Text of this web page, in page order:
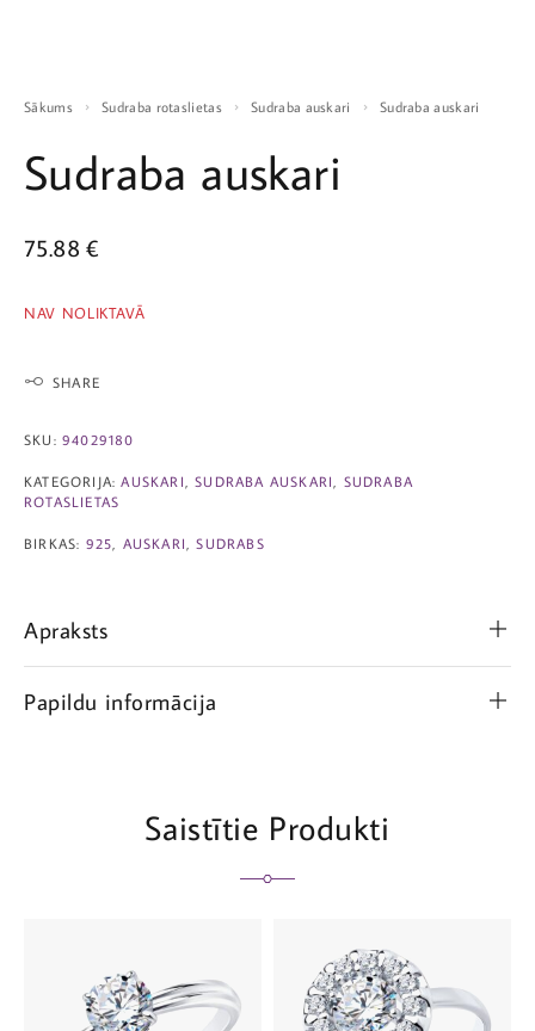
Sākums Sudraba rotaslietas Sudraba auskari Sudraba auskari
Sudraba auskari
75.88€
NAV NOLIKTAVĀ
SHARE
SKU: 94029180
KATEGORIJA:AUSKARI ,SUDRABA AUSKARI
SUDRABA
ROTASLIETAS
BIRKAS: 925 AUSKARI ,SUDRABS
Apraksts
Papildu informācija
Saistītie Produkti